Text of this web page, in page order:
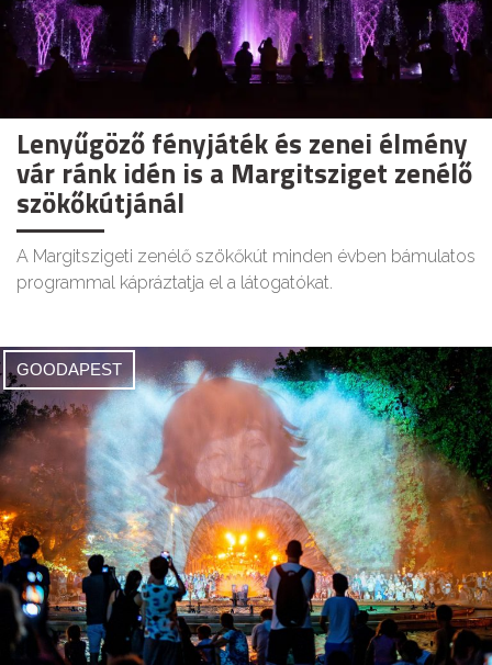
Lenyűgöző fényjáték és zenei élmény
vár ránk idén is a Margitsziget zenélő
szökőkútjánál
A Margitszigeti zenélő szökőkút minden évben bámulatos
programmal kápráztatja el a látogatókat.
GOODAPEST